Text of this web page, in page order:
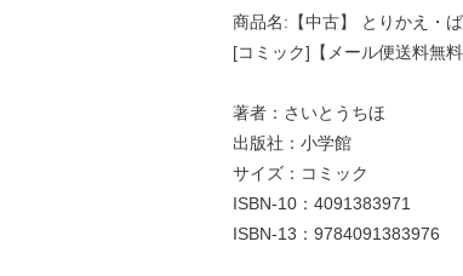
商品名:【中古】 とりかえ・
[コミック]【メール便送料無料
著者：さいとうちほ
出版社：小学館
サイズ：コミック
ISBN-10：4091383971
ISBN-13：9784091383976